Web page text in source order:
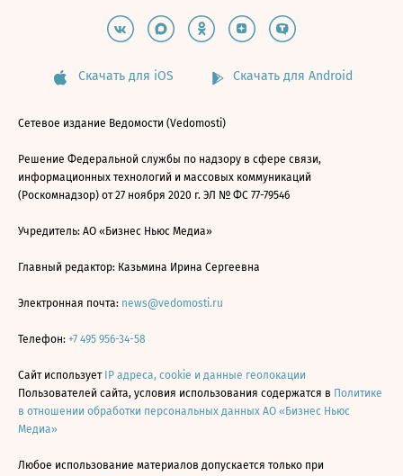
Скачать для iOS Скачать для Android
Сетевое издание Ведомости (Vedomosti)
Решение Федеральной службы по надзору в сфере связи,
информационных технологий и массовых коммуникаций
(Роскомнадзор) от 27 ноября 2020 г. ЭЛ № ФС 77-79546
Учредитель: АО «Бизнес Ньюс Медиа»
Главный редактор: Казьмина Ирина Сергеевна
Электронная почта: news@vedomosti.ru
Телефон: +7 495 956-34-58
Сайт использует IP адреса, cookie и данные геолокации
Пользователей сайта, условия использования содержатся в Политике
в отношении обработки персональных данных АО «Бизнес Ньюс
Медиа»
Любое использование материалов допускается только при